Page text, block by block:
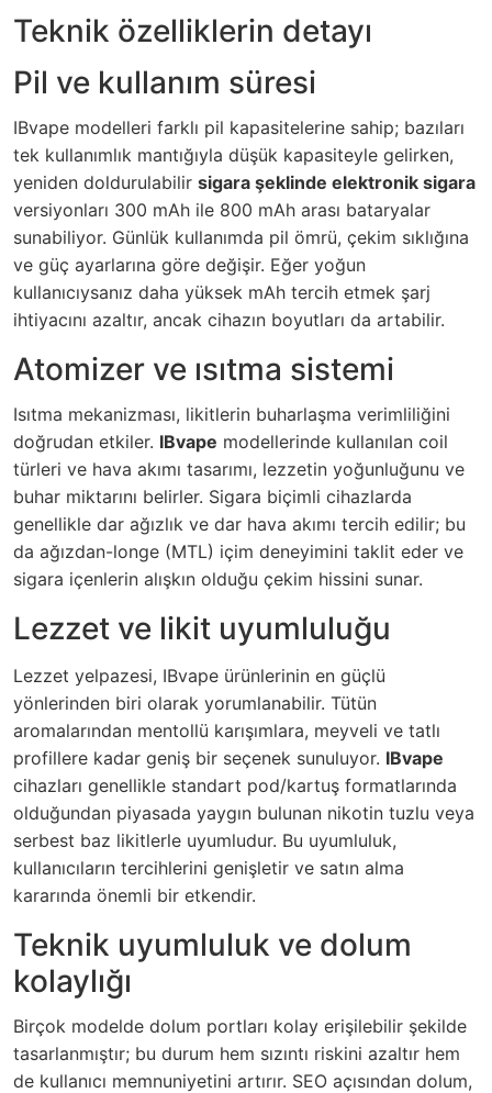
Teknik özelliklerin detayı
Pil ve kullanım süresi
IBvape modelleri farklı pil kapasitelerine sahip; bazıları
tek kullanımlık mantığıyla düşük kapasiteyle gelirken,
yeniden doldurulabilir sigara şeklinde elektronik sigara
versiyonları 300 mAh ile 800 mAh arası bataryalar
sunabiliyor. Günlük kullanımda pil ömrü, çekim sıklığına
ve güç ayarlarına göre değişir. Eğer yoğun
kullanıcıysanız daha yüksek mAh tercih etmek şarj
ihtiyacını azaltır, ancak cihazın boyutları da artabilir.
Atomizer ve ısıtma sistemi
Isıtma mekanizması, likitlerin buharlaşma verimliliğini
doğrudan etkiler. IBvape modellerinde kullanılan coil
türleri ve hava akımı tasarımı, lezzetin yoğunluğunu ve
buhar miktarını belirler. Sigara biçimli cihazlarda
genellikle dar ağızlık ve dar hava akımı tercih edilir; bu
da ağızdan-longe (MTL) içim deneyimini taklit eder ve
sigara içenlerin alışkın olduğu çekim hissini sunar.
Lezzet ve likit uyumluluğu
Lezzet yelpazesi, IBvape ürünlerinin en güçlü
yönlerinden biri olarak yorumlanabilir. Tütün
aromalarından mentollü karışımlara, meyveli ve tatlı
profillere kadar geniş bir seçenek sunuluyor. IBvape
cihazları genellikle standart pod/kartuş formatlarında
olduğundan piyasada yaygın bulunan nikotin tuzlu veya
serbest baz likitlerle uyumludur. Bu uyumluluk,
kullanıcıların tercihlerini genişletir ve satın alma
kararında önemli bir etkendir.
Teknik uyumluluk ve dolum
kolaylığı
Birçok modelde dolum portları kolay erişilebilir şekilde
tasarlanmıştır; bu durum hem sızıntı riskini azaltır hem
de kullanıcı memnuniyetini artırır. SEO açısından dolum,